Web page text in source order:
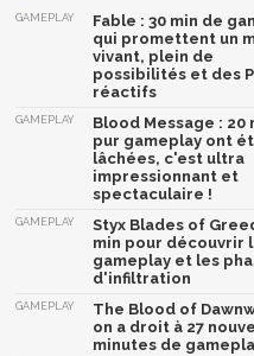
GAMEPLAY
Fable : 30 min de
qui promettent un
vivant, plein de
possibilités et des
réactifs
GAMEPLAY
Blood Message : 20
pur gameplay ont
lâchées, c'est ultra
impressionnant et
spectaculaire !
GAMEPLAY
Styx Blades of
min pour découvrir
gameplay et les
d'infiltration
GAMEPLAY
The Blood of
on a droit à 27
minutes de